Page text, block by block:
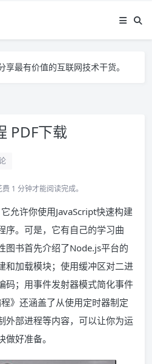
最有价值的互联网技术干货。
PDF下载
1 分钟才能阅读完成。
允许你使用JavaScript快速构建
序。可是，它有自己的学习曲
图书首先介绍了Node.js平台的
和加载模块；使用缓冲区对二进
码；用事件发射器模式简化事件
》还涵盖了从使用定时器制定
外部进程等内容，可以让你为运
好准备。